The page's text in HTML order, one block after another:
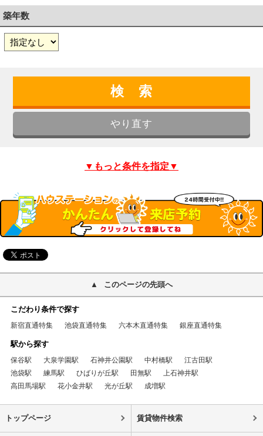
築年数
▼もっと条件を指定▼
このページの先頭へ
こだわり条件で探す
新宿直通特集 池袋直通特集 六本木直通特集 銀座直通特集
駅から探す
保谷駅 大泉学園駅 石神井公園駅 中村橋駅
江古田駅
池袋駅
練馬駅 ひばりが丘駅 田無駅
上石神井駅
高田馬場駅
花小金井駅 光が丘駅 成増駅
トップページ 賃貸物件検索